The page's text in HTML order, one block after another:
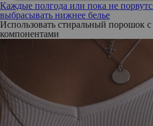
Каждые полгода или пока не
выбрасывать нижнее белье
Использовать стиральный порошок
компонентами